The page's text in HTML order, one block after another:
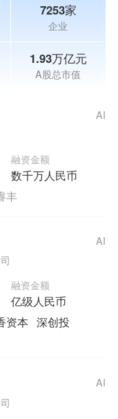
7253家
企业
1.93万亿元
A股总市值
融资金额
数千万人民币
AI
丰
融资金额
亿级人民币
AI
资本 深创投
AI